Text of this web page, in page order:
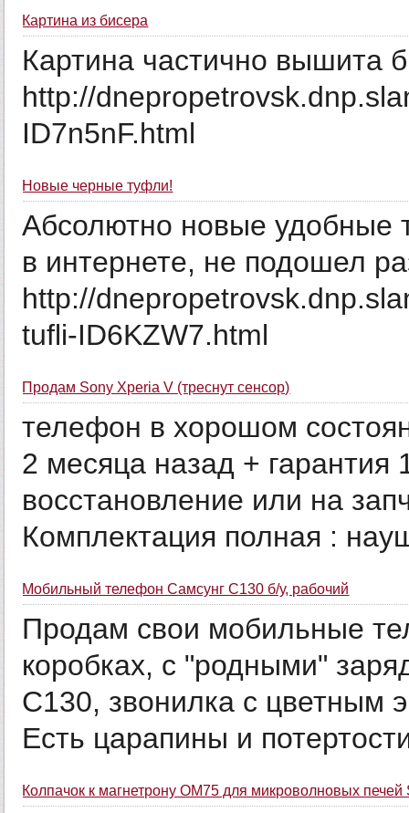
Картина из бисера
Картина частично вышита
http://
ID7n5nF.html
Новые черные туфли!
Абсолютно новые удобные
в интернете, не подошел
http://
tufli-ID6KZW7.html
Продам Sony Xperia V (треснут сенсор)
телефон в хорошом
2 месяца назад +
восстановление или на
Комплектация полная :
Мобильный телефон Самсунг С130 б/у, рабочий
Продам свои мобильные
коробках, с "родными"
С130, звонилка с цветным
Есть царапины и
Колпачок к магнетрону OM75 для микроволновых